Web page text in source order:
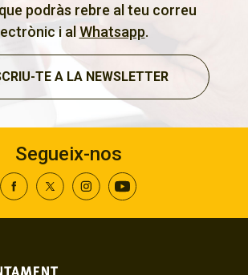
podràs rebre al teu correu
i al Whatsapp.
TE A LA NEWSLETTER
Segueix-nos